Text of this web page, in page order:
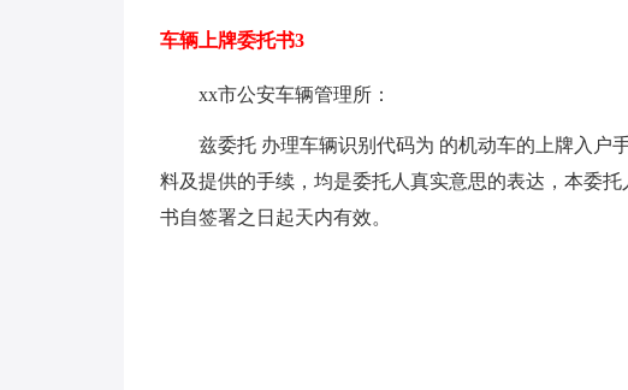
车辆上牌委托书3
xx市公安车辆管理所：
兹委托 办理车辆识别代码为 的机动车的上牌入户
料及提供的手续，均是委托人真实意思的表达，本委
书自签署之日起天内有效。